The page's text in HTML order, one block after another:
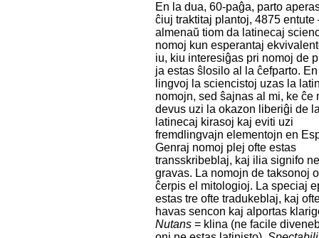
En la dua, 60-paĝa, parto
ĉiuj traktitaj plantoj, 4875 entute
almenaŭ tiom da latinecaj
nomoj kun esperantaj
iu, kiu interesiĝas pri nomoj de
ja estas ŝlosilo al la ĉefparto.
lingvoj la sciencistoj uzas la
nomojn, sed ŝajnas al mi, ke ĉe
devus uzi la okazon liberiĝi de
latinecaj kirasoj kaj eviti uzi
fremdlingvajn elementojn en
Genraj nomoj plej ofte estas
transskribeblaj, kaj ilia signifo
gravas. La nomojn de taksonoj
ĉerpis el mitologioj. La speciaj
estas tre ofte tradukeblaj, kaj
havas sencon kaj alportas
Nutans = klina (ne facile